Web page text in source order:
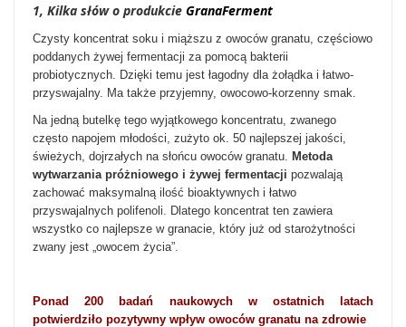
1, Kilka słów o produkcie GranaFerment
Czysty koncentrat soku i miąższu z owoców granatu, częściowo
poddanych żywej fermentacji za pomocą bakterii
probiotycznych. Dzięki temu jest łagodny dla żołądka i łatwo-
przyswajalny. Ma także przyjemny, owocowo-korzenny smak.
Na jedną butelkę tego wyjątkowego koncentratu, zwanego
często napojem młodości, zużyto ok. 50 najlepszej jakości,
świeżych, dojrzałych na słońcu owoców granatu. Metoda
wytwarzania próżniowego i żywej fermentacji pozwalają
zachować maksymalną ilość bioaktywnych i łatwo
przyswajalnych polifenoli. Dlatego koncentrat ten zawiera
wszystko co najlepsze w granacie, który już od starożytności
zwany jest „owocem życia”.
Ponad 200 badań naukowych w ostatnich latach
potwierdziło pozytywny wpływ owoców granatu na zdrowie